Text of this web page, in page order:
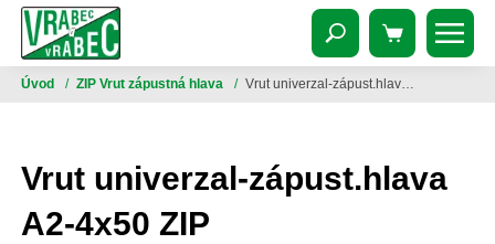
Úvod / ZIP Vrut zápustná hlava / Vrut univerzal-zápust.hlava A2-4x50 ZIP
Vrut univerzal-zápust.hlava
A2-4x50 ZIP